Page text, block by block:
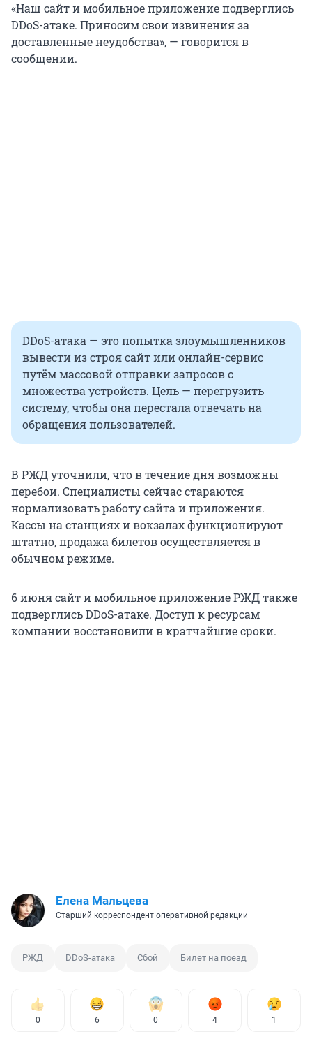
«Наш сайт и мобильное приложение подверглись
DDoS-атаке. Приносим свои извинения за
доставленные неудобства», — говорится в
сообщении.
DDoS-атака — это попытка злоумышленников
вывести из строя сайт или онлайн-сервис
путём массовой отправки запросов с
множества устройств. Цель — перегрузить
систему, чтобы она перестала отвечать на
обращения пользователей.
В РЖД уточнили, что в течение дня возможны
перебои. Специалисты сейчас стараются
нормализовать работу сайта и приложения.
Кассы на станциях и вокзалах функционируют
штатно, продажа билетов осуществляется в
обычном режиме.
6 июня сайт и мобильное приложение РЖД также
подверглись DDoS-атаке. Доступ к ресурсам
компании восстановили в кратчайшие сроки.
Елена Мальцева
Старший корреспондент оперативной редакции
РЖД DDoS-атака Сбой Билет на поезд
0 6 0 4 1